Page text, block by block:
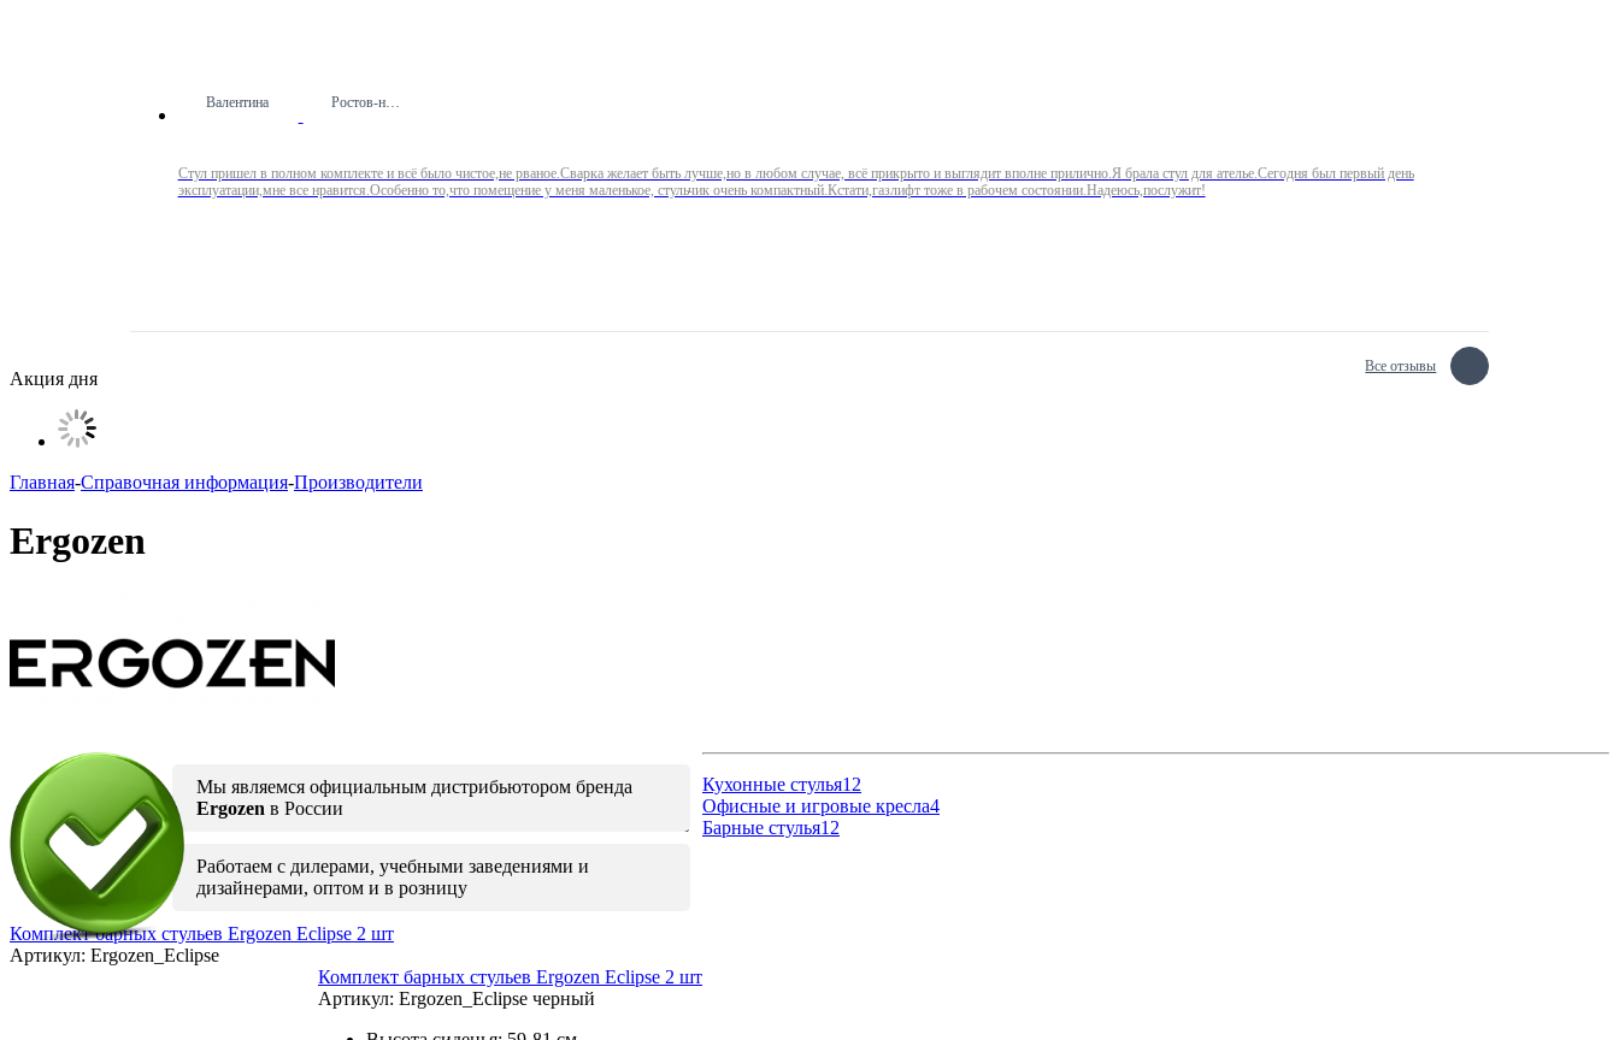
Валентина Ростов-на-Дону
Стул пришел в полном комплекте и всё было чистое,не рваное.Сварка желает быть лучше,но в любом случае, всё прикрыто и выглядит вполне прилично.Я брала стул для ателье.Сегодня был первый день
эксплуатации,мне все нравится.Особенно то,что помещение у меня маленькое, стульчик очень компактный.Кстати,газлифт тоже в рабочем состоянии.Надеюсь,послужит!
Все отзывы
Акция дня
Главная-Справочная информация-Производители
Ergozen
Мы являемся официальным дистрибьютором бренда
Ergozen в России
Работаем с дилерами, учебными заведениями и
дизайнерами, оптом и в розницу
Кухонные стулья12
Офисные и игровые кресла4
Барные стулья12
Комплект барных стульев Ergozen Eclipse 2 шт
Артикул: Ergozen_Eclipse
Комплект барных стульев Ergozen Eclipse 2 шт
Артикул: Ergozen_Eclipse черный